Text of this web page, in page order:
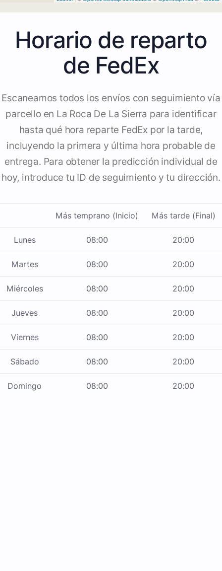
Horario de reparto
de FedEx
Escaneamos todos los envíos con seguimiento vía
parcello en La Roca De La Sierra para identificar
hasta qué hora reparte FedEx por la tarde,
incluyendo la primera y última hora probable de
entrega. Para obtener la predicción individual de
hoy, introduce tu ID de seguimiento y tu dirección.
Más temprano (Inicio) Más tarde (Final)
Lunes 08:00 20:00
Martes 08:00 20:00
Miércoles 08:00 20:00
Jueves 08:00 20:00
Viernes 08:00 20:00
Sábado 08:00 20:00
Domingo 08:00 20:00